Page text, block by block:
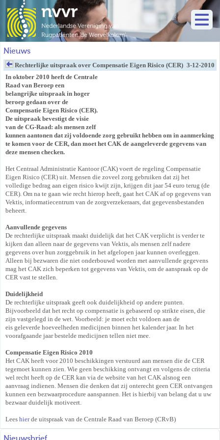
Nieuws
Rechterlijke uitspraak over Compensatie Eigen Risico (CER) 3-12-2010
In oktober 2010 heeft de Centrale
Raad van Beroep een
belangrijke uitspraak in hoger
beroep gedaan over de
Compensatie Eigen Risico (CER).
De uitspraak bevestigt de visie
van de CG-Raad: als mensen zelf
kunnen aantonen dat zij voldoende zorg gebruikt hebben om in aanmerking
te komen voor de CER, dan moet het CAK de aangeleverde gegevens van
deze mensen checken.
Het Centraal Administratie Kantoor (CAK) voert de regeling Compensatie
Eigen Risico (CER) uit. Mensen die zoveel zorg gebruiken dat zij het
volledige bedrag aan eigen risico kwijt zijn, krijgen dit jaar 54 euro terug (de
CER). Om na te gaan wie recht hierop heeft, gaat het CAK af op gegevens van
Vektis, informatiecentrum van de zorgverzekeraars, dat gegevensbestanden
beheert.
Aanvullende gegevens
De rechterlijke uitspraak maakt duidelijk dat het CAK verplicht is verder te
kijken dan alleen naar de gegevens van Vektis, als mensen zelf nadere
gegevens over hun zorggebruik in het afgelopen jaar kunnen overleggen.
Alleen bij bezwaren die niet onderbouwd worden met aanvullende gegevens
mag het CAK zich beperken tot gegevens van Vektis, om de aanspraak op de
CER vast te stellen.
Duidelijkheid
De rechterlijke uitspraak geeft ook duidelijkheid op andere punten.
Bijvoorbeeld dat het recht op compensatie is gebaseerd op strikte eisen, die
zijn vastgelegd in de wet. Voorbeeld: je moet echt voldoen aan de
eis geleverde hoeveelheden medicijnen binnen het kalender jaar. In het
voorafgaande jaar bestelde medicijnen tellen niet mee.
Compensatie Eigen Risico 2010
Het CAK heeft voor 2010 beschikkingen verstuurd aan mensen die de CER
tegemoet kunnen zien. Wie geen beschikking ontvangt en volgens de criteria
wel recht heeft op de CER kan via de website van het CAK alsnog een
aanvraag indienen. Mensen die denken dat zij onterecht geen CER ontvangen
kunnen een bezwaarprocedure aanspannen. Het is hierbij van belang dat u uw
bezwaar duidelijk motiveert.
Lees hierde uitspraak van de Centrale Raad van Beroep (CRvB)